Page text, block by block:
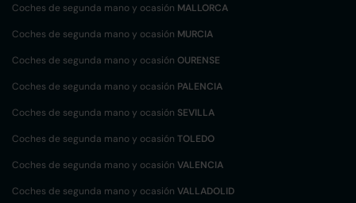
Coches de segunda mano y ocasión MALLORCA
Coches de segunda mano y ocasión MURCIA
Coches de segunda mano y ocasión OURENSE
Coches de segunda mano y ocasión PALENCIA
Coches de segunda mano y ocasión SEVILLA
Coches de segunda mano y ocasión TOLEDO
Coches de segunda mano y ocasión VALENCIA
Coches de segunda mano y ocasión VALLADOLID